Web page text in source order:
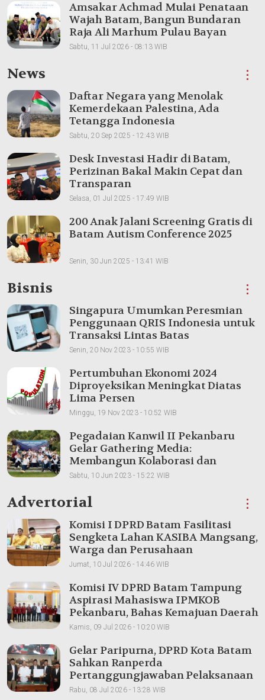
Amsakar Achmad Mulai Penataan
Wajah Batam, Bangun Bundaran
Raja Ali Marhum Pulau Bayan
Sabtu, 11 Jul 2026 - 08:13 WIB
News ⋮
Daftar Negara yang Menolak
Kemerdekaan Palestina, Ada
Tetangga Indonesia
Sabtu, 20 Sep 2025 - 12:43 WIB
Desk Investasi Hadir di Batam,
Perizinan Bakal Makin Cepat dan
Transparan
Selasa, 01 Jul 2025 - 17:49 WIB
200 Anak Jalani Screening Gratis di
Batam Autism Conference 2025
Senin, 30 Jun 2025 - 13:41 WIB
Bisnis ⋮
Singapura Umumkan Peresmian
Penggunaan QRIS Indonesia untuk
Transaksi Lintas Batas
Senin, 20 Nov 2023 - 10:55 WIB
Pertumbuhan Ekonomi 2024
Diproyeksikan Meningkat Diatas
Lima Persen
Minggu, 19 Nov 2023 - 10:52 WIB
Pegadaian Kanwil II Pekanbaru
Gelar Gathering Media:
Membangun Kolaborasi dan
Meningkatkan Pemahaman Produk
Sabtu, 10 Jun 2023 - 15:22 WIB
Advertorial ⋮
Komisi I DPRD Batam Fasilitasi
Sengketa Lahan KASIBA Mangsang,
Warga dan Perusahaan
Dipertemukan
Jumat, 10 Jul 2026 - 14:46 WIB
Komisi IV DPRD Batam Tampung
Aspirasi Mahasiswa IPMKOB
Pekanbaru, Bahas Kemajuan Daerah
Kamis, 09 Jul 2026 - 10:20 WIB
Gelar Paripurna, DPRD Kota Batam
Sahkan Ranperda
Pertanggungjawaban Pelaksanaan
APBD 2025
Rabu, 08 Jul 2026 - 13:28 WIB